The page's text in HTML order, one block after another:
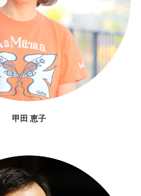
甲田 恵子